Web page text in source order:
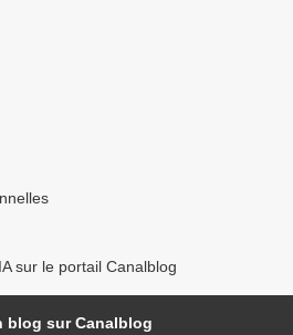
sur le portail Canalblog
blog sur Canalblog